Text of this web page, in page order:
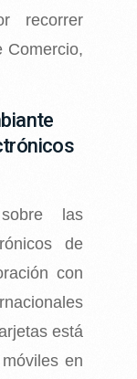
recorrer
Comercio,
las
de
con
está
en